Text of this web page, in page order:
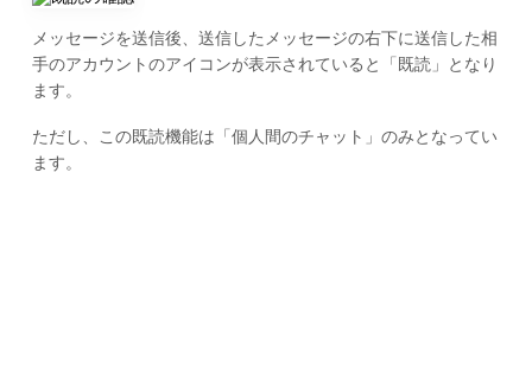
メッセージを送信後、送信したメッセージの右下に送信した相
手のアカウントのアイコンが表示されていると「既読」となり
ます。
ただし、この既読機能は「個人間のチャット」のみとなってい
ます。